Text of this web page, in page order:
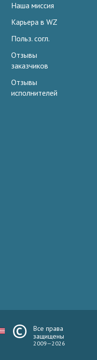
Наша миссия
Карьера в WZ
Польз. согл.
Отзывы
заказчиков
Отзывы
исполнителей
Все права
защищены
2009—2026